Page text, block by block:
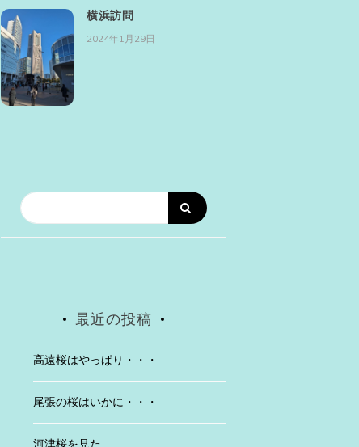
横浜訪問
2024年1月29日
最近の投稿
高遠桜はやっぱり・・・
尾張の桜はいかに・・・
河津桜を見た